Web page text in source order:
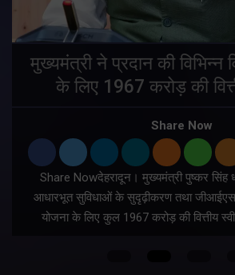
मुख्यमंत्री ने प्रदान की
के लिए 1967 करोड़ की
Share Now
Share Nowदेहरादून। मुख्यमंत्री पुष्कर सिंह
आधारभूत सुविधाओं के सुदृढ़ीकरण तथा
योजना के लिए कुल 1967 करोड़ की वित्तीय